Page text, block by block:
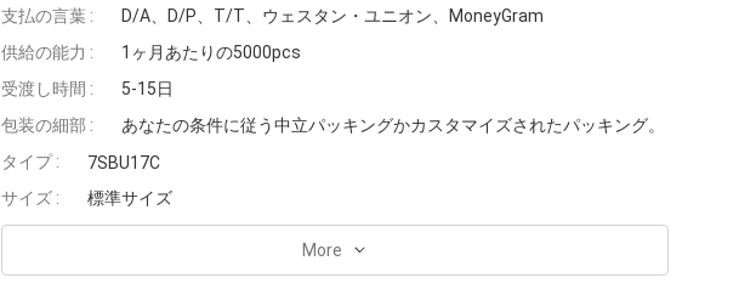
支払の言葉 :
D/A、D/P、T/T、ウェスタン・ユニオン、MoneyGram
供給の能力 :
1ヶ月あたりの5000pcs
受渡し時間 :
5-15日
包装の細部 :
あなたの条件に従う中立パッキングかカスタマイズされたパッキング。
タイプ :
7SBU17C
サイズ :
標準サイズ
More